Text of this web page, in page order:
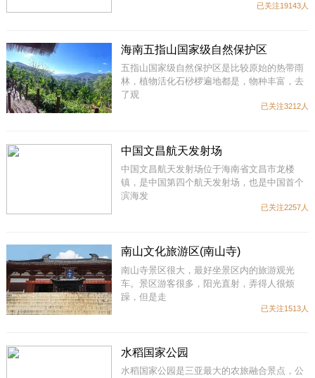
已关注19143人
海南五指山国家级自然保护区
五指山国家级自然保护区是比较原始的热带雨
林，植物活化石桫椤遍地都是，物种丰富，去
了观
已关注3212人
中国文昌航天发射场
中国文昌航天发射场位于海南省文昌市龙楼
镇，是中国第四个航天发射场，也是中国首个
滨海发
已关注2257人
南山文化旅游区(南山寺)
南山寺景区很大，最好坐景区内的旅游观光
车。景区游客很多，阳光直射，弄得人很烦
躁，但是走
已关注1513人
水稻国家公园
水稻国家公园是三亚最大的农旅融合景点，公